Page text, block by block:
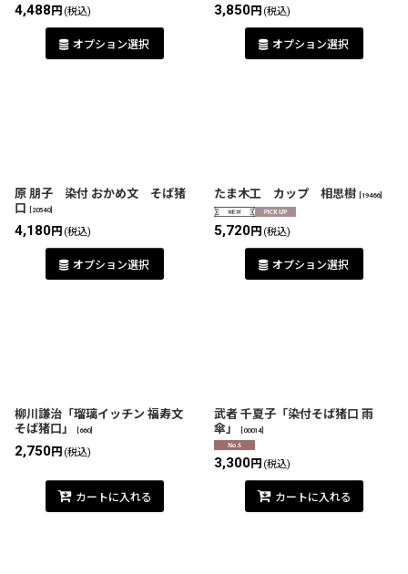
4,488 円 (税込)
オプション選択
3,850円 (税込)
オプション選択
原 朋子 染付 おかめ文 そば猪
口
20540]
4,180円 (税込)
オプション選択
たま木工 カップ 相思樹 19466]
5,720円 (税込)
オプション選択
柳川謙治「瑠璃イッチン 福寿文
そば猪口」
660]
2,750円 (税込)
カートに入れる
武者 千夏子「染付そば猪口 雨
傘」
00014]
3,300円 (税込)
カートに入れる